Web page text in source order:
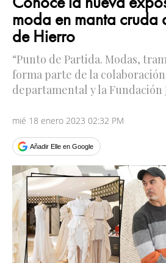
moda en manta cruda
de Hierro
“Punto de Partida. Modas,
forma parte de la
departamental y la Fundación
mié 18 enero 2023 02:32 PM
Añadir Elle en Google